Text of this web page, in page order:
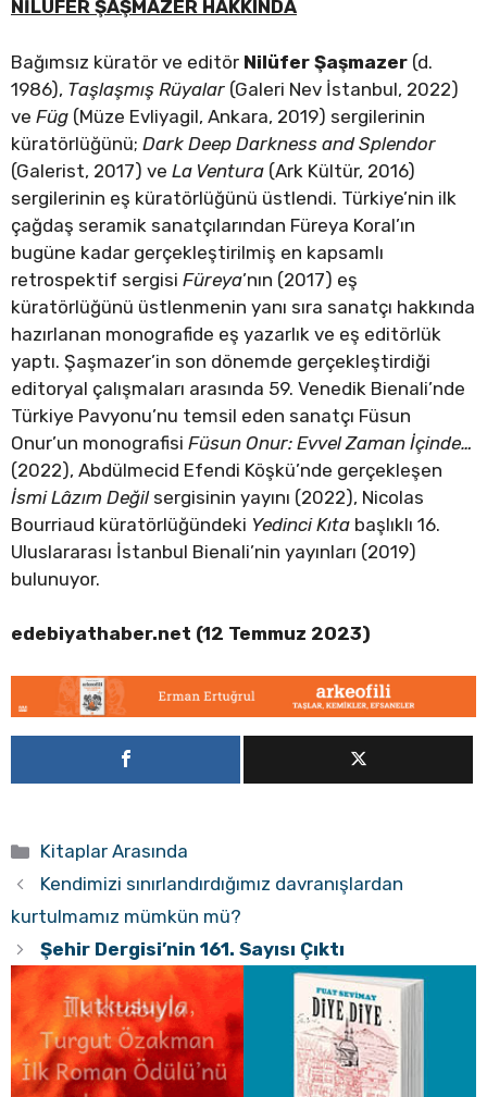
NİLÜFER ŞAŞMAZER HAKKINDA
Bağımsız küratör ve editör Nilüfer Şaşmazer (d.
1986), Taşlaşmış Rüyalar (Galeri Nev İstanbul, 2022)
ve Füg (Müze Evliyagil, Ankara, 2019) sergilerinin
küratörlüğünü; Dark Deep Darkness and Splendor
(Galerist, 2017) ve La Ventura (Ark Kültür, 2016)
sergilerinin eş küratörlüğünü üstlendi. Türkiye’nin ilk
çağdaş seramik sanatçılarından Füreya Koral’ın
bugüne kadar gerçekleştirilmiş en kapsamlı
retrospektif sergisi Füreya’nın (2017) eş
küratörlüğünü üstlenmenin yanı sıra sanatçı hakkında
hazırlanan monografide eş yazarlık ve eş editörlük
yaptı. Şaşmazer’in son dönemde gerçekleştirdiği
editoryal çalışmaları arasında 59. Venedik Bienali’nde
Türkiye Pavyonu’nu temsil eden sanatçı Füsun
Onur’un monografisi Füsun Onur: Evvel Zaman İçinde…
(2022), Abdülmecid Efendi Köşkü’nde gerçekleşen
İsmi Lâzım Değilsergisinin yayını (2022), Nicolas
Bourriaud küratörlüğündeki Yedinci Kıta başlıklı 16.
Uluslararası İstanbul Bienali’nin yayınları (2019)
bulunuyor.
edebiyathaber.net (12 Temmuz 2023)
Kategoriler
Kitaplar Arasında
Kendimizi sınırlandırdığımız davranışlardan
kurtulmamız mümkün mü?
Şehir Dergisi’nin 161. Sayısı Çıktı